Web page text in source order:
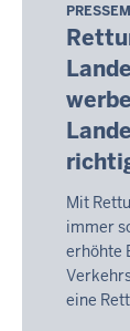
9.
August
2026
-
14:13
Mit
immer
erhöhte
eine